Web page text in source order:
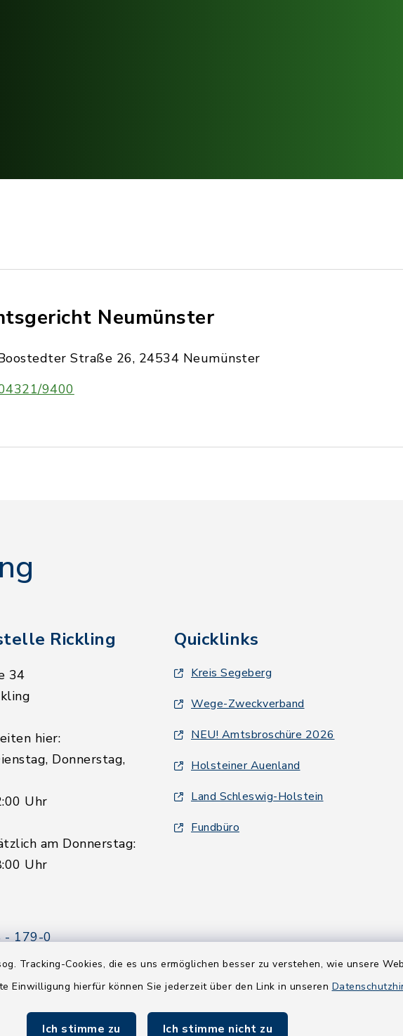
Tracking-Cookies, die es uns ermöglichen besser zu verstehen, wie unsere
Einwilligung hierfür können Sie jederzeit über den Link in unseren
Ich stimme zu Ich stimme nicht zu
Neumünster
Straße 26, 24534 Neumünster
9400
Rickling
34
hier:
Donnerstag,
Uhr
am Donnerstag:
Uhr
- 179-0
- 179-44
boostedt-
Quicklinks
Kreis Segeberg
Wege-Zweckverband
NEU! Amtsbroschüre 2026
Holsteiner Auenland
Land Schleswig-Holstein
Fundbüro